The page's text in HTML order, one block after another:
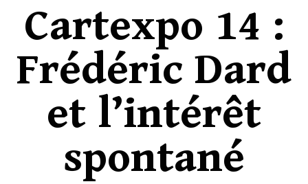
Cartexpo 14 :
Frédéric Dard
et l’intérêt
spontané